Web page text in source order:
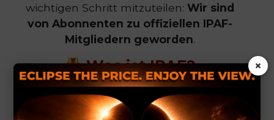
wichtigen Schritt mitzuteilen: Wir sind
von Abonnenten zu offiziellen IPAF-
Mitgliedern geworden.
Was ist IPAF?
Die IPAF ist die internationale
Organisation, die densicheren,
×